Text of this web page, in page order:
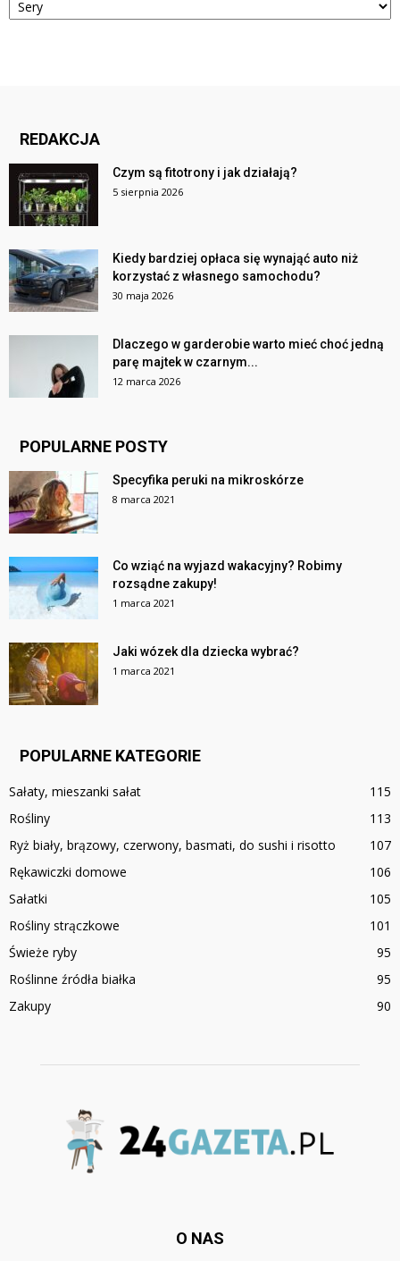
REDAKCJA
Czym są fitotrony i jak działają?
5 sierpnia 2026
Kiedy bardziej opłaca się wynająć auto niż
korzystać z własnego samochodu?
30 maja 2026
Dlaczego w garderobie warto mieć choć jedną
parę majtek w czarnym...
12 marca 2026
POPULARNE POSTY
Specyfika peruki na mikroskórze
8 marca 2021
Co wziąć na wyjazd wakacyjny? Robimy
rozsądne zakupy!
1 marca 2021
Jaki wózek dla dziecka wybrać?
1 marca 2021
POPULARNE KATEGORIE
Sałaty, mieszanki sałat
115
Rośliny
113
Ryż biały, brązowy, czerwony, basmati, do sushi i risotto
107
Rękawiczki domowe
106
Sałatki
105
Rośliny strączkowe
101
Świeże ryby
95
Roślinne źródła białka
95
Zakupy
90
O NAS